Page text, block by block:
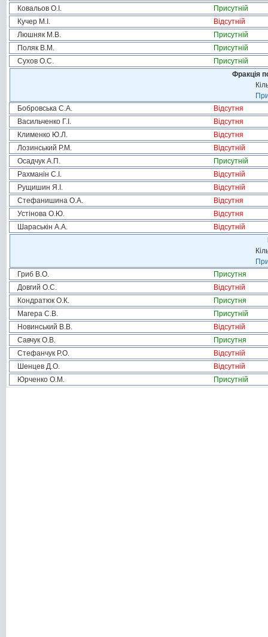
Ковальов О.І.
Присутній
Кучер М.І.
Відсутній
Люшняк М.В.
Присутній
Поляк В.М.
Присутній
Сухов О.С.
Присутній
Фракція
Бобровська С.А.
Відсутня
Васильченко Г.І.
Відсутня
Клименко Ю.Л.
Відсутня
Лозинський Р.М.
Відсутній
Осадчук А.П.
Присутній
Рахманін С.І.
Відсутній
Рущишин Я.І.
Відсутній
Стефанишина О.А.
Відсутня
Устінова О.Ю.
Відсутня
Шараськін А.А.
Відсутній
Гриб В.О.
Присутня
Довгий О.С.
Відсутній
Кондратюк О.К.
Присутня
Магера С.В.
Присутній
Новинський В.В.
Відсутній
Савчук О.В.
Присутня
Стефанчук Р.О.
Відсутній
Шенцев Д.О.
Відсутній
Юрченко О.М.
Присутній